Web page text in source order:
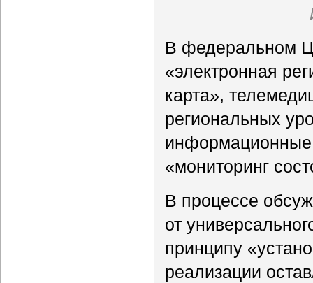
В федеральном
«электронная
карта»,
региональных
«мониторинг
В процессе
от
принципу
реализации